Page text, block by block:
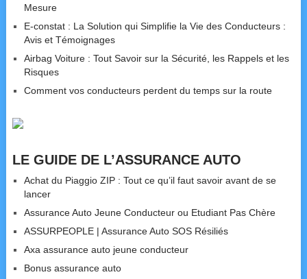
Mesure
E-constat : La Solution qui Simplifie la Vie des Conducteurs :
Avis et Témoignages
Airbag Voiture : Tout Savoir sur la Sécurité, les Rappels et les
Risques
Comment vos conducteurs perdent du temps sur la route
LE GUIDE DE L’ASSURANCE AUTO
Achat du Piaggio ZIP : Tout ce qu’il faut savoir avant de se
lancer
Assurance Auto Jeune Conducteur ou Etudiant Pas Chère
ASSURPEOPLE | Assurance Auto SOS Résiliés
Axa assurance auto jeune conducteur
Bonus assurance auto